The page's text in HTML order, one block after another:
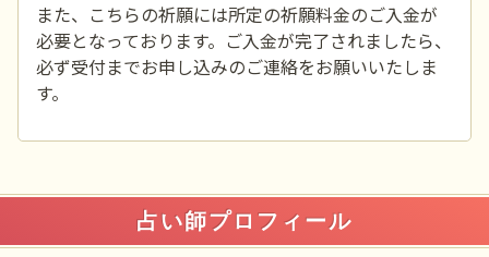
また、こちらの祈願には所定の祈願料金のご入金が
必要となっております。ご入金が完了されましたら、
必ず受付までお申し込みのご連絡をお願いいたしま
す。
占い師プロフィール